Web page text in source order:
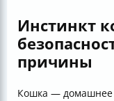
Инстинкт
причины
Кошка — домашнее